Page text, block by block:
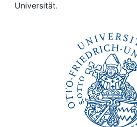
Awards
Universität.